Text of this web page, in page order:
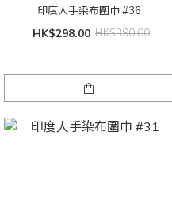
印度人手染布圍巾 #36
HK$298.00 HK$390.00